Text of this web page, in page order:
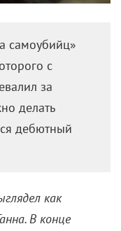
самоубийц»
с
за
делать
дебютный
как
В конце